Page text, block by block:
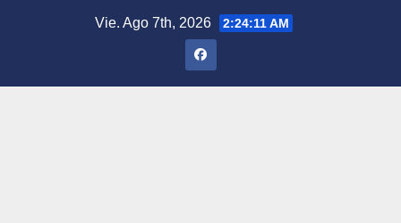
Vie. Ago 7th, 2026 2:24:12 AM